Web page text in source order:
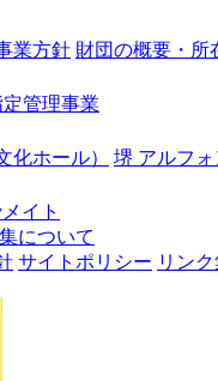
業方針 財団の概要・所
定管理事業
化ホール） 堺 アルフ
メイト
について
サイトポリシー リン